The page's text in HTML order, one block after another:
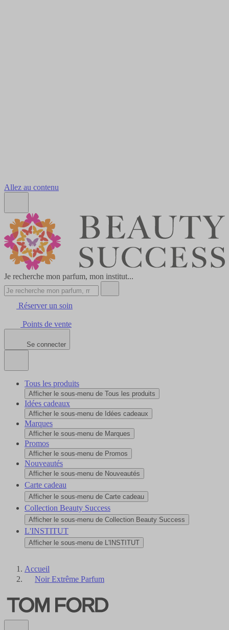
Allez au contenu
Je recherche mon parfum, mon institut...
Réserver un soin
Points de vente
Se connecter
Tous les produits
Afficher le sous-menu de Tous les produits
Idées cadeaux
Afficher le sous-menu de Idées cadeaux
Marques
Afficher le sous-menu de Marques
Promos
Afficher le sous-menu de Promos
Nouveautés
Afficher le sous-menu de Nouveautés
Carte cadeau
Afficher le sous-menu de Carte cadeau
Collection Beauty Success
Afficher le sous-menu de Collection Beauty Success
L'INSTITUT
Afficher le sous-menu de L'INSTITUT
Accueil
Noir Extrême Parfum